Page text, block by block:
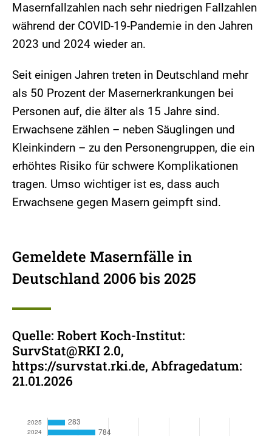
Masernfallzahlen nach sehr niedrigen Fallzahlen
während der COVID-19-Pandemie in den Jahren
2023 und 2024 wieder an.
Seit einigen Jahren treten in Deutschland mehr
als 50 Prozent der Masernerkrankungen bei
Personen auf, die älter als 15 Jahre sind.
Erwachsene zählen – neben Säuglingen und
Kleinkindern – zu den Personengruppen, die ein
erhöhtes Risiko für schwere Komplikationen
tragen. Umso wichtiger ist es, dass auch
Erwachsene gegen Masern geimpft sind.
Gemeldete Masernfälle in
Deutschland 2006 bis 2025
Quelle: Robert Koch-Institut:
SurvStat@RKI 2.0,
https://survstat.rki.de, Abfragedatum:
21.01.2026